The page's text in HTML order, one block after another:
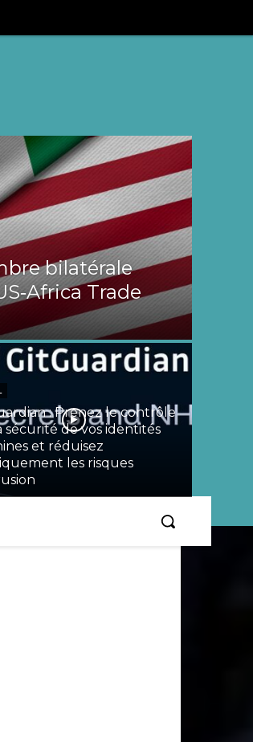
bilatérale
Trade
: Prenez le contrôle
sécurité de vos identités
et réduisez
les risques